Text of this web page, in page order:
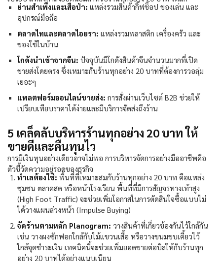
ย่านสำเพ็งและเสือป่า: แหล่งรวมสินค้ากิ๊ฟช็อป ของเล่น และ
อุปกรณ์มือถือ
ตลาดไทและตลาดไอยรา: แหล่งรวมพลาสติก เครื่องครัว และ
ของใช้ในบ้าน
โกดังนำเข้าจากจีน: ปัจจุบันมีโกดังสินค้าจีนจำนวนมากที่เปิด
ขายส่งโดยตรง ซึ่งเหมาะกับร้านทุกอย่าง 20บาทที่ต้องการวอลุ่ม
เยอะๆ
แพลตฟอร์มออนไลน์ขายส่ง: การสั่งผ่านเว็บไซต์ B2B ช่วยให้
เปรียบเทียบราคาได้ง่ายและมีบริการจัดส่งถึงร้าน
5 เคล็ดลับบริหารร้านทุกอย่าง 20 บาท ให้
ขายดีและคืนทุนไว
การมีเงินทุนอย่างเดียวอาจไม่พอ การบริหารจัดการอย่างมืออาชีพคือ
ตัวชี้วัดความอยู่รอดของธุรกิจ
ทำเลต้องใช่: พื้นที่ที่เหมาะสมกับร้านทุกอย่าง 20บาท คือแหล่ง
ชุมชน ตลาดสด หรือหน้าโรงเรียน พื้นที่ที่มีการสัญจรทางเท้าสูง
(High Foot Traffic) จะช่วยเพิ่มโอกาสในการตัดสินใจซื้อแบบไม่
ได้วางแผนล่วงหน้า (Impulse Buying)
จัดร้านตามหลัก Planogram: วางสินค้าที่เกี่ยวข้องกันไว้ใกล้กัน
เช่น วางผงซักฟอกใกล้กับไม้แขวนเสื้อ หรือวางขนมขบเคี้ยวไว้
ใกล้จุดชำระเงิน เทคนิคนี้จะช่วยเพิ่มยอดขายต่อบิลให้กับร้านทุก
อย่าง 20บาทได้อย่างแนบเนียน